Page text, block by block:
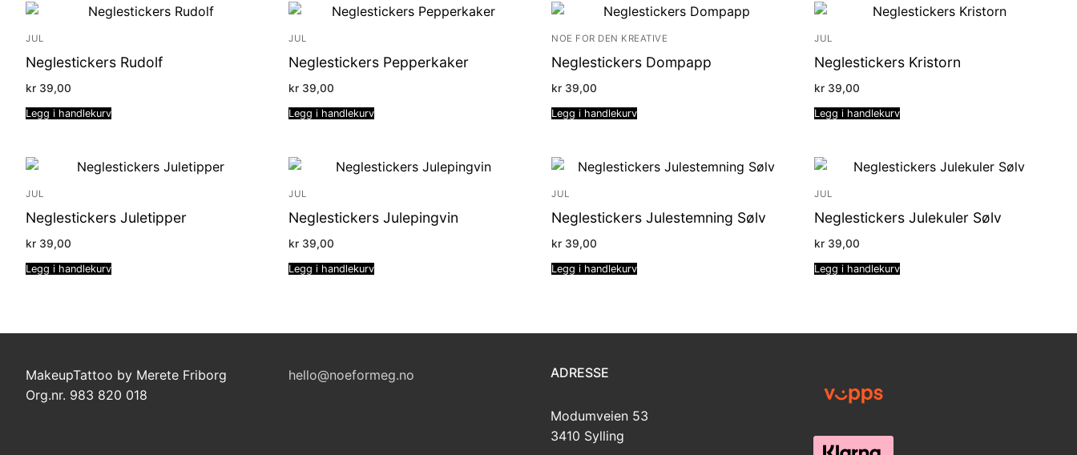
JUL
Neglestickers Rudolf
kr 39,00
Legg i handlekurv
JUL
Neglestickers Pepperkaker
kr 39,00
Legg i handlekurv
NOE FOR DEN KREATIVE
Neglestickers Dompapp
kr 39,00
Legg i handlekurv
JUL
Neglestickers Kristorn
kr 39,00
Legg i handlekurv
JUL
Neglestickers Juletipper
kr 39,00
Legg i handlekurv
JUL
Neglestickers Julepingvin
kr 39,00
Legg i handlekurv
JUL
Neglestickers Julestemning Sølv
kr 39,00
Legg i handlekurv
JUL
Neglestickers Julekuler Sølv
kr 39,00
Legg i handlekurv
MakeupTattoo by Merete Friborg
Org.nr. 983 820 018
hello@noeformeg.no ADRESSE
Modumveien 53
3410 Sylling